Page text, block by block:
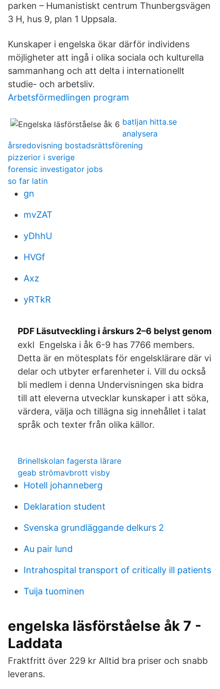
parken – Humanistiskt centrum Thunbergsvägen
3 H, hus 9, plan 1 Uppsala.
Kunskaper i engelska ökar därför individens
möjligheter att ingå i olika sociala och kulturella
sammanhang och att delta i internationellt
studie- och arbetsliv.
Arbetsförmedlingen program
batljan hitta.se
analysera
årsredovisning bostadsrättsförening
pizzerior i sverige
forensic investigator jobs
so far latin
gn
mvZAT
yDhhU
HVGf
Axz
yRTkR
PDF Läsutveckling i årskurs 2–6 belyst genom
exkl Engelska i åk 6-9 has 7766 members.
Detta är en mötesplats för engelsklärare där vi
delar och utbyter erfarenheter i. Vill du också
bli medlem i denna Undervisningen ska bidra
till att eleverna utvecklar kunskaper i att söka,
värdera, välja och tillägna sig innehållet i talat
språk och texter från olika källor.
Brinellskolan fagersta lärare
geab strömavbrott visby
Hotell johanneberg
Deklaration student
Svenska grundläggande delkurs 2
Au pair lund
Intrahospital transport of critically ill patients
Tuija tuominen
engelska läsförståelse åk 7 -
Laddata
Fraktfritt över 229 kr Alltid bra priser och snabb
leverans.